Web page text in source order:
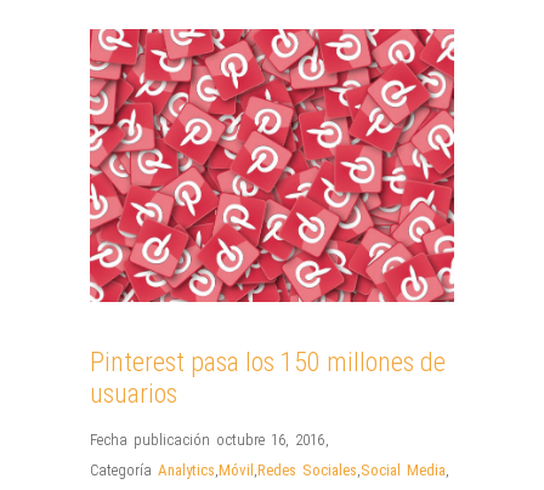
Pinterest pasa los 150 millones de
usuarios
Fecha publicación octubre 16, 2016,
Categoría Analytics,Móvil ,Redes Sociales,Social Media,